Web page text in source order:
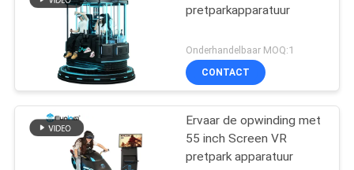
pretparkapparatuur
Onderhandelbaar MOQ:1
CONTACT
Ervaar de opwinding met
55 inch Screen VR
pretpark apparatuur